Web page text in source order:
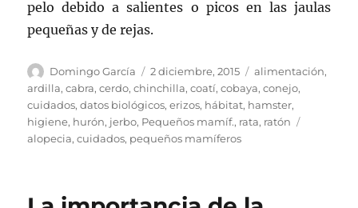
pelo debido a salientes o picos en las jaulas
pequeñas y de rejas.
Autor
Domingo García
Publicado
el
2 diciembre, 2015 Categorías
alimentación,
ardilla,cabra,cerdo,chinchilla,coatí,cobaya,conejo,
cuidados,datos biológicos,erizos, hábitat, hamster,
higiene, hurón, jerbo, Pequeños mamíf., rata, ratón
alopecia,cuidados, pequeños mamíferos